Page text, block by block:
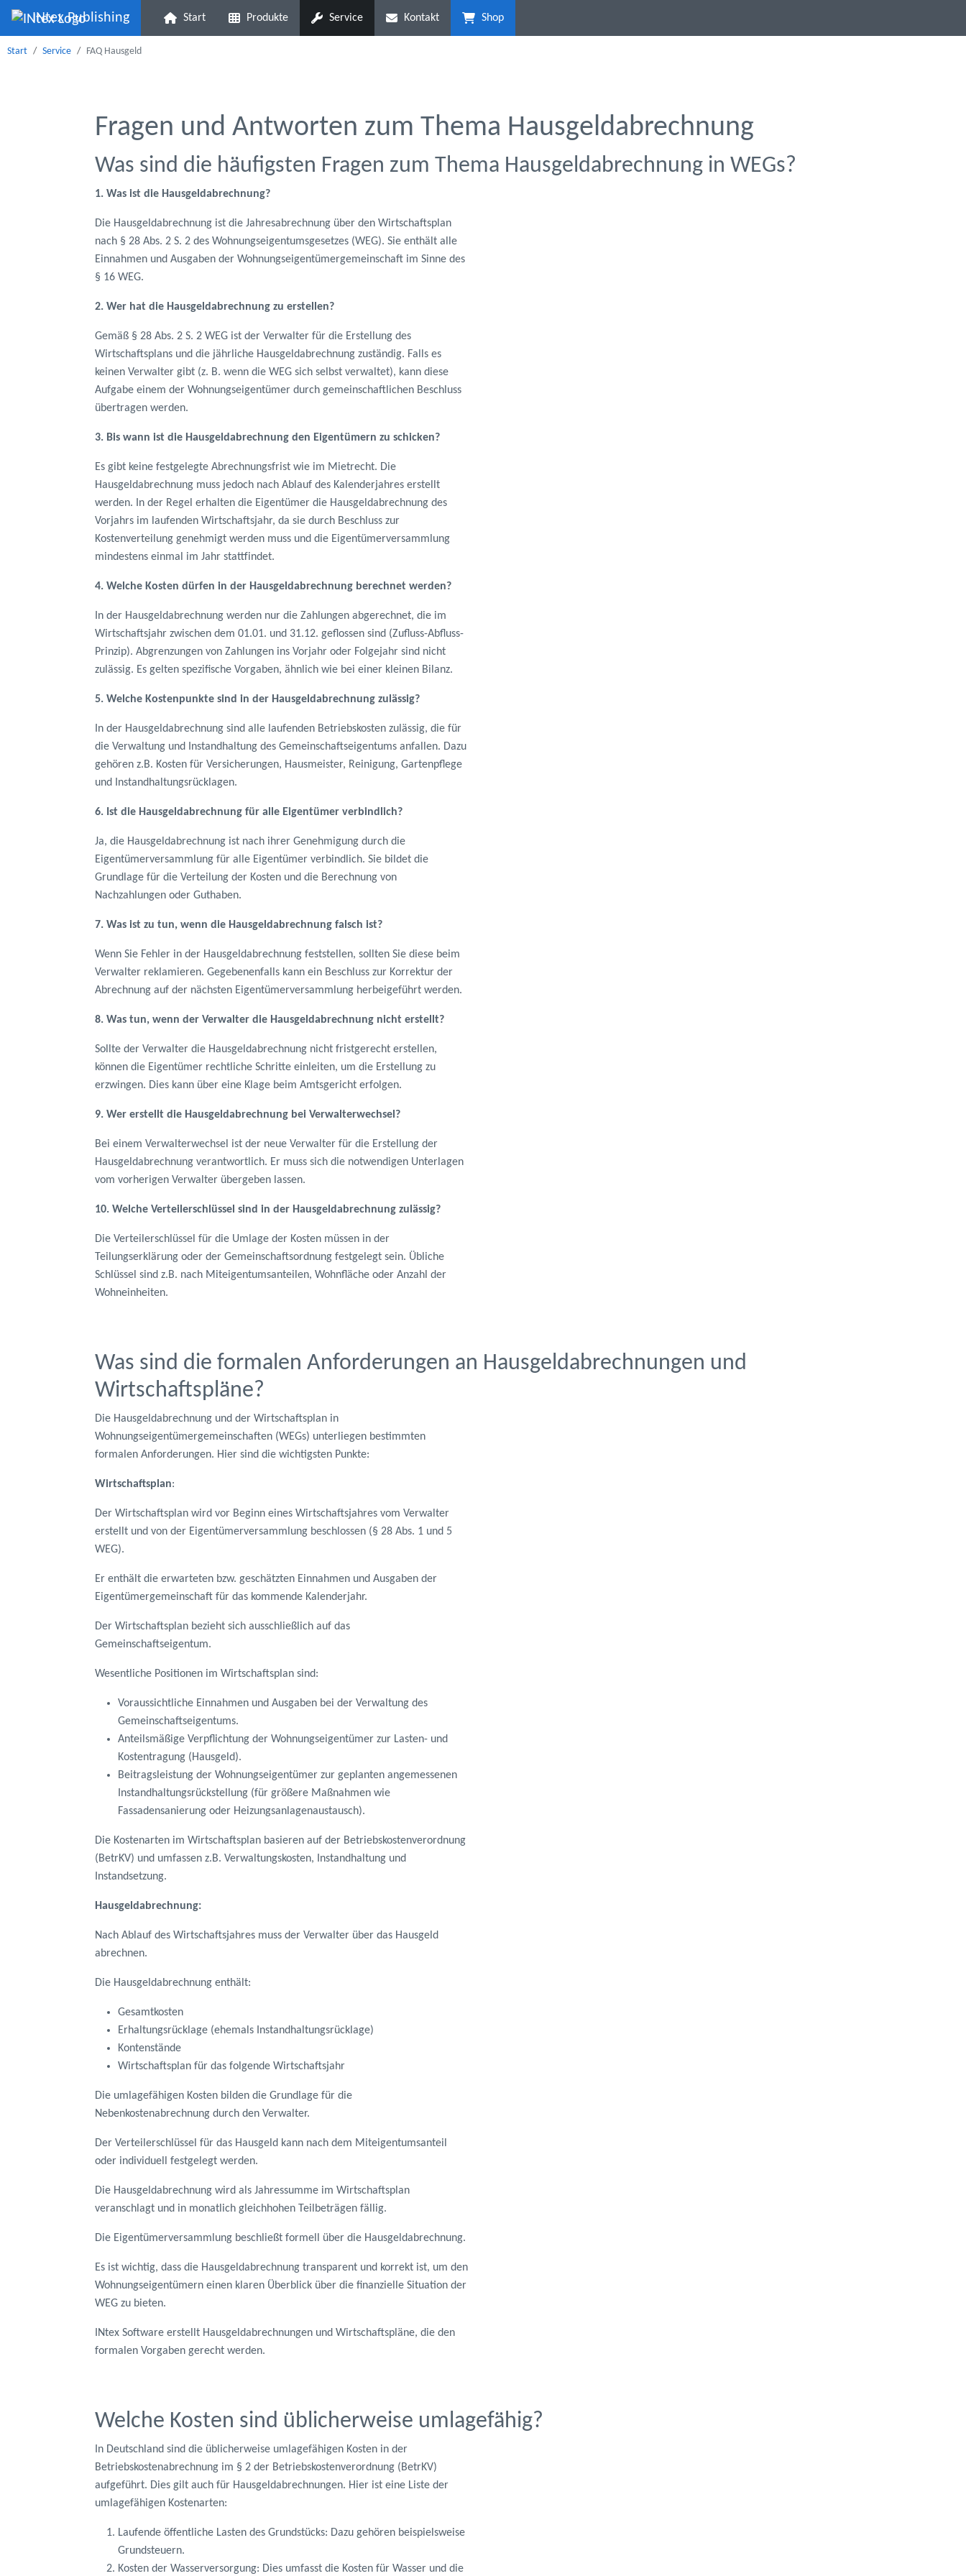
INtex Publishing Start Produkte Service Kontakt Shop
Start Service FAQ Hausgeld
Fragen und Antworten zum Thema Hausgeldabrechnung
Was sind die häufigsten Fragen zum Thema Hausgeldabrechnung in WEGs?
1. Was ist die Hausgeldabrechnung?
Die Hausgeldabrechnung ist die Jahresabrechnung über den Wirtschaftsplan
nach § 28 Abs. 2 S. 2 des Wohnungseigentumsgesetzes (WEG). Sie enthält alle
Einnahmen und Ausgaben der Wohnungseigentümergemeinschaft im Sinne des
§ 16 WEG.
2. Wer hat die Hausgeldabrechnung zu erstellen?
Gemäß § 28 Abs. 2 S. 2 WEG ist der Verwalter für die Erstellung des
Wirtschaftsplans und die jährliche Hausgeldabrechnung zuständig. Falls es
keinen Verwalter gibt (z. B. wenn die WEG sich selbst verwaltet), kann diese
Aufgabe einem der Wohnungseigentümer durch gemeinschaftlichen Beschluss
übertragen werden.
3. Bis wann ist die Hausgeldabrechnung den Eigentümern zu schicken?
Es gibt keine festgelegte Abrechnungsfrist wie im Mietrecht. Die
Hausgeldabrechnung muss jedoch nach Ablauf des Kalenderjahres erstellt
werden. In der Regel erhalten die Eigentümer die Hausgeldabrechnung des
Vorjahrs im laufenden Wirtschaftsjahr, da sie durch Beschluss zur
Kostenverteilung genehmigt werden muss und die Eigentümerversammlung
mindestens einmal im Jahr stattfindet.
4. Welche Kosten dürfen in der Hausgeldabrechnung berechnet werden?
In der Hausgeldabrechnung werden nur die Zahlungen abgerechnet, die im
Wirtschaftsjahr zwischen dem 01.01. und 31.12. geflossen sind (Zufluss-Abfluss-
Prinzip). Abgrenzungen von Zahlungen ins Vorjahr oder Folgejahr sind nicht
zulässig. Es gelten spezifische Vorgaben, ähnlich wie bei einer kleinen Bilanz.
5. Welche Kostenpunkte sind in der Hausgeldabrechnung zulässig?
In der Hausgeldabrechnung sind alle laufenden Betriebskosten zulässig, die für
die Verwaltung und Instandhaltung des Gemeinschaftseigentums anfallen. Dazu
gehören z.B. Kosten für Versicherungen, Hausmeister, Reinigung, Gartenpflege
und Instandhaltungsrücklagen.
6. Ist die Hausgeldabrechnung für alle Eigentümer verbindlich?
Ja, die Hausgeldabrechnung ist nach ihrer Genehmigung durch die
Eigentümerversammlung für alle Eigentümer verbindlich. Sie bildet die
Grundlage für die Verteilung der Kosten und die Berechnung von
Nachzahlungen oder Guthaben.
7. Was ist zu tun, wenn die Hausgeldabrechnung falsch ist?
Wenn Sie Fehler in der Hausgeldabrechnung feststellen, sollten Sie diese beim
Verwalter reklamieren. Gegebenenfalls kann ein Beschluss zur Korrektur der
Abrechnung auf der nächsten Eigentümerversammlung herbeigeführt werden.
8. Was tun, wenn der Verwalter die Hausgeldabrechnung nicht erstellt?
Sollte der Verwalter die Hausgeldabrechnung nicht fristgerecht erstellen,
können die Eigentümer rechtliche Schritte einleiten, um die Erstellung zu
erzwingen. Dies kann über eine Klage beim Amtsgericht erfolgen.
9. Wer erstellt die Hausgeldabrechnung bei Verwalterwechsel?
Bei einem Verwalterwechsel ist der neue Verwalter für die Erstellung der
Hausgeldabrechnung verantwortlich. Er muss sich die notwendigen Unterlagen
vom vorherigen Verwalter übergeben lassen.
10. Welche Verteilerschlüssel sind in der Hausgeldabrechnung zulässig?
Die Verteilerschlüssel für die Umlage der Kosten müssen in der
Teilungserklärung oder der Gemeinschaftsordnung festgelegt sein. Übliche
Schlüssel sind z.B. nach Miteigentumsanteilen, Wohnfläche oder Anzahl der
Wohneinheiten.
Was sind die formalen Anforderungen an Hausgeldabrechnungen und
Wirtschaftspläne?
Die Hausgeldabrechnung und der Wirtschaftsplan in
Wohnungseigentümergemeinschaften (WEGs) unterliegen bestimmten
formalen Anforderungen. Hier sind die wichtigsten Punkte:
Wirtschaftsplan:
Der Wirtschaftsplan wird vor Beginn eines Wirtschaftsjahres vom Verwalter
erstellt und von der Eigentümerversammlung beschlossen (§ 28 Abs. 1 und 5
WEG).
Er enthält die erwarteten bzw. geschätzten Einnahmen und Ausgaben der
Eigentümergemeinschaft für das kommende Kalenderjahr.
Der Wirtschaftsplan bezieht sich ausschließlich auf das
Gemeinschaftseigentum.
Wesentliche Positionen im Wirtschaftsplan sind:
Voraussichtliche Einnahmen und Ausgaben bei der Verwaltung des
Gemeinschaftseigentums.
Anteilsmäßige Verpflichtung der Wohnungseigentümer zur Lasten- und
Kostentragung (Hausgeld).
Beitragsleistung der Wohnungseigentümer zur geplanten angemessenen
Instandhaltungsrückstellung (für größere Maßnahmen wie
Fassadensanierung oder Heizungsanlagenaustausch).
Die Kostenarten im Wirtschaftsplan basieren auf der Betriebskostenverordnung
(BetrKV) und umfassen z.B. Verwaltungskosten, Instandhaltung und
Instandsetzung.
Hausgeldabrechnung:
Nach Ablauf des Wirtschaftsjahres muss der Verwalter über das Hausgeld
abrechnen.
Die Hausgeldabrechnung enthält:
Gesamtkosten
Erhaltungsrücklage (ehemals Instandhaltungsrücklage)
Kontenstände
Wirtschaftsplan für das folgende Wirtschaftsjahr
Die umlagefähigen Kosten bilden die Grundlage für die
Nebenkostenabrechnung durch den Verwalter.
Der Verteilerschlüssel für das Hausgeld kann nach dem Miteigentumsanteil
oder individuell festgelegt werden.
Die Hausgeldabrechnung wird als Jahressumme im Wirtschaftsplan
veranschlagt und in monatlich gleichhohen Teilbeträgen fällig.
Die Eigentümerversammlung beschließt formell über die Hausgeldabrechnung.
Es ist wichtig, dass die Hausgeldabrechnung transparent und korrekt ist, um den
Wohnungseigentümern einen klaren Überblick über die finanzielle Situation der
WEG zu bieten.
INtex Software erstellt Hausgeldabrechnungen und Wirtschaftspläne, die den
formalen Vorgaben gerecht werden.
Welche Kosten sind üblicherweise umlagefähig?
In Deutschland sind die üblicherweise umlagefähigen Kosten in der
Betriebskostenabrechnung im § 2 der Betriebskostenverordnung (BetrKV)
aufgeführt. Dies gilt auch für Hausgeldabrechnungen. Hier ist eine Liste der
umlagefähigen Kostenarten:
Laufende öffentliche Lasten des Grundstücks: Dazu gehören beispielsweise
Grundsteuern.
Kosten der Wasserversorgung: Dies umfasst die Kosten für Wasser und die